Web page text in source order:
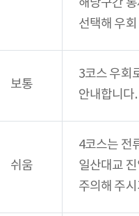
선택해 우
보통
3코스 우회
안내합니다.
쉬움
4코스는 전
일산대교
주의해 주